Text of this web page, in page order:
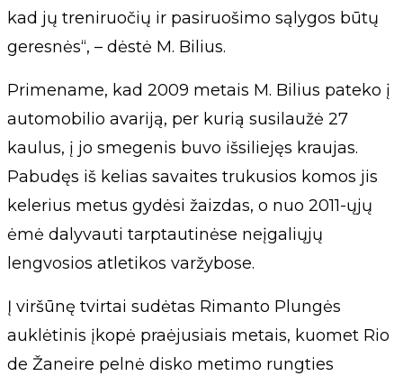
kad jų treniruočių ir pasiruošimo sąlygos būtų
geresnės“, – dėstė M. Bilius.
Primename, kad 2009 metais M. Bilius pateko į
automobilio avariją, per kurią susilaužė 27
kaulus, į jo smegenis buvo išsiliejęs kraujas.
Pabudęs iš kelias savaites trukusios komos jis
kelerius metus gydėsi žaizdas, o nuo 2011-ųjų
ėmė dalyvauti tarptautinėse neįgaliųjų
lengvosios atletikos varžybose.
Į viršūnę tvirtai sudėtas Rimanto Plungės
auklėtinis įkopė praėjusiais metais, kuomet Rio
de Žaneire pelnė disko metimo rungties